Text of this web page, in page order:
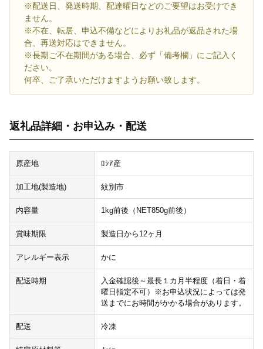
※配送日、発送時期、配達曜日などのご要望はお受けでき
ません。
※不在、転居、申込不備などによりお礼品が返品された場
合、再送対応はできません。
※長期ご不在期間がある場合、必ず「備考欄」にご記入く
ださい。
何卒、ご了承いただけますようお願い致します。
返礼品詳細・お申込み・配送
原産地 ﾛｼｱ産
加工地(製造地) 紋別市
内容量 1kg前後（NET850g前後）
賞味期限 製造日から12ヶ月
アレルギー表示 かに
配送時期
入金確認後～最長１カ月半程度（着日・着
曜日指定不可）※お申込状況によっては発
送までにお時間がかかる場合があります。
配送 冷凍